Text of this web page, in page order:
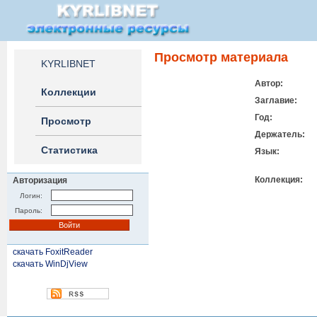
KYRLIBNET
Коллекции
Просмотр
Статистика
Авторизация
Логин:
Пароль:
скачать FoxitReader
скачать WinDjView
Просмотр материала
Автор:
Заглавие:
Год:
Держатель:
Язык:
Коллекция: